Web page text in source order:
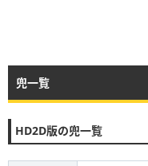
兜一覧
HD2D版の兜一覧